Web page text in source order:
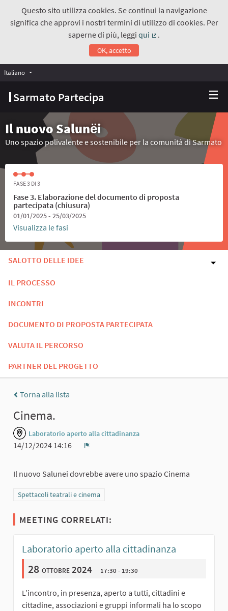
Questo sito utilizza cookies. Se continui la navigazione
significa che approvi i nostri termini di utilizzo di cookies. Per
saperne di più, leggiqui
.
OK, accetto
Sarmato Partecipa
Italiano Choose language
Il nuovo Salunёi
Uno spazio polivalente e sostenibile per la comunità di Sarmato
FASE 3 DI 3
Fase 3. Elaborazione del documento di proposta
partecipata (chiusura)
01/01/2025 - 25/03/2025
Visualizza le fasi
SALOTTO DELLE IDEE
IL PROCESSO
INCONTRI
DOCUMENTO DI PROPOSTA PARTECIPATA
VALUTA IL PERCORSO
PARTNER DEL PROGETTO
Torna alla lista
Cinema.
Laboratorio aperto alla cittadinanza
14/12/2024 14:16
Il nuovo Salunei dovrebbe avere uno spazio Cinema
Filtra i risultati per categoria: Spettacoli teatrali e cinema
Spettacoli teatrali e cinema
MEETING CORRELATI:
Laboratorio aperto alla cittadinanza
28 ottobre 2024 17:30 - 19:30
L’incontro, in presenza, aperto a tutti, cittadini e
cittadine, associazioni e gruppi informali ha lo scopo